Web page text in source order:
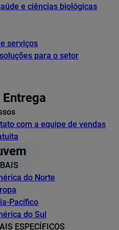
e ciências biológicas
serviços
para o setor
com a equipe de vendas
do Norte
Pacífico
do Sul
ESPECÍFICOS